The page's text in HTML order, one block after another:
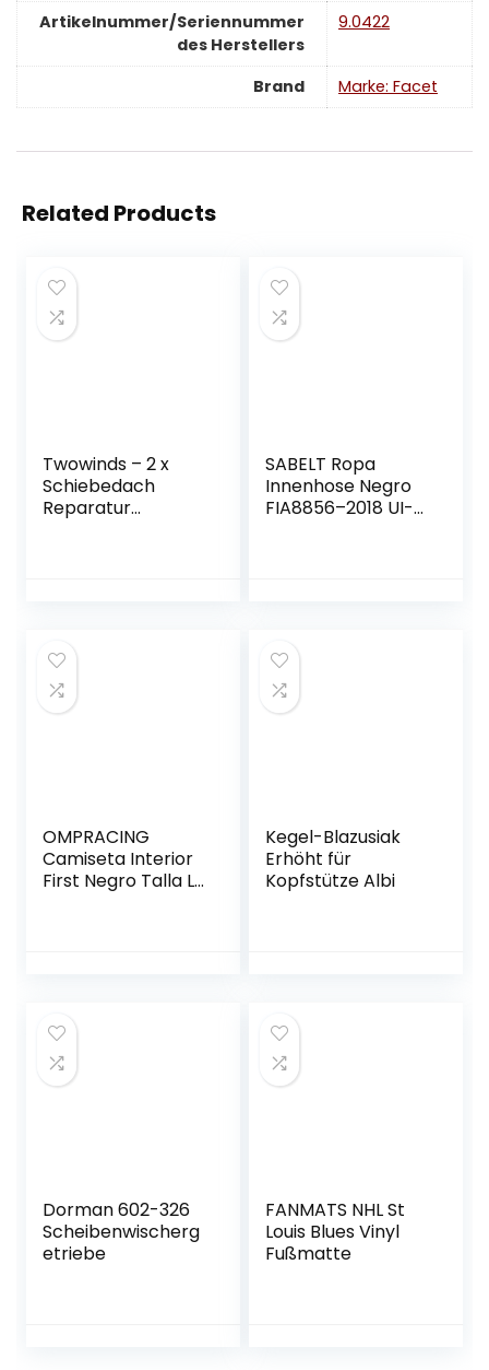
Artikelnummer/Seriennummer
des Herstellers
‎9.0422
Brand Marke: Facet
Related Products
Twowinds – 2 x
Schiebedach
Reparatur
SABELT Ropa
Innenhose Negro
FIA8856–2018 UI-
OMPRACING
Camiseta Interior
First Negro Talla L
Kegel-Blazusiak
Erhöht für
Kopfstütze Albi
Dorman 602-326
Scheibenwischerg
etriebe
FANMATS NHL St
Louis Blues Vinyl
Fußmatte